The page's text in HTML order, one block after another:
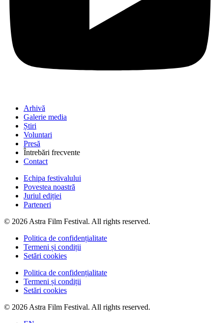
Arhivă
Galerie media
Știri
Voluntari
Presă
Întrebări frecvente
Contact
Echipa festivalului
Povestea noastră
Juriul ediției
Parteneri
© 2026 Astra Film Festival. All rights reserved.
Politica de confidențialitate
Termeni și condiții
Setări cookies
Politica de confidențialitate
Termeni și condiții
Setări cookies
© 2026 Astra Film Festival. All rights reserved.